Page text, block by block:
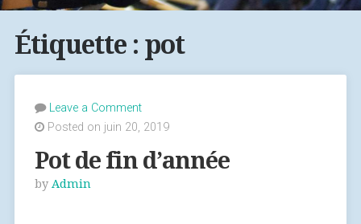
Étiquette : pot
Leave a Comment
Posted on juin 20, 2019
Pot de fin d’année
by Admin